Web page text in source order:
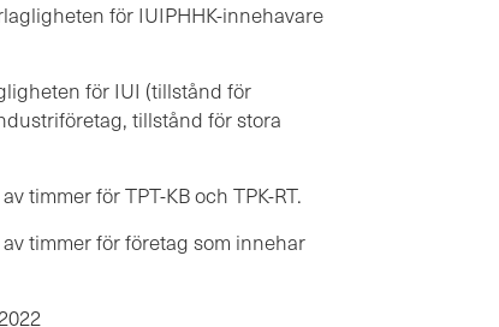
för IUIPHHK-innehavare
för IUI (tillstånd för
tillstånd för stora
timmer för TPT-KB och TPK-RT.
timmer för företag som innehar